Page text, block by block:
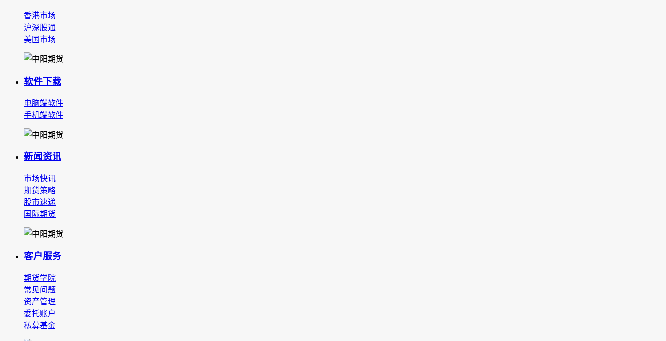
香港市场
沪深股通
美国市场
软件下载
电脑端软件
手机端软件
新闻资讯
市场快讯
期货策略
股市速递
国际期货
客户服务
期货学院
常见问题
资产管理
委托账户
私募基金